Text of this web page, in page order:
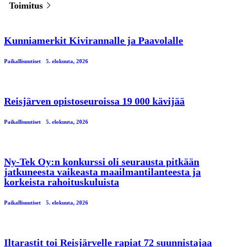
Toimitus
Kunniamerkit Kivirannalle ja Paavolalle
Paikallisuutiset 5. elokuuta, 2026
Reisjärven opistoseuroissa 19 000 kävijää
Paikallisuutiset 5. elokuuta, 2026
Ny-Tek Oy:n konkurssi oli seurausta pitkään
jatkuneesta vaikeasta maailmantilanteesta ja
korkeista rahoituskuluista
Paikallisuutiset 5. elokuuta, 2026
Iltarastit toi Reisjärvelle rapiat 72 suunnistajaa